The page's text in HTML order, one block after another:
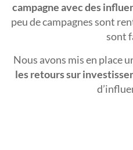
campagne avec des
peu de campagnes sont
sont
Nous avons mis en place
les retours sur